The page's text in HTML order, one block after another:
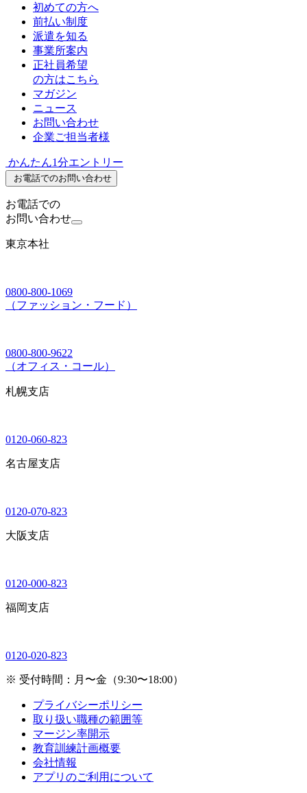
初めての方へ
前払い制度
派遣を知る
事業所案内
正社員希望
の方はこちら
マガジン
ニュース
お問い合わせ
企業ご担当者様
かんたん1分エントリー
お電話でのお問い合わせ
お電話での
お問い合わせ
東京本社
0800-800-1069
（ファッション・フード）
0800-800-9622
（オフィス・コール）
札幌支店
0120-060-823
名古屋支店
0120-070-823
大阪支店
0120-000-823
福岡支店
0120-020-823
※ 受付時間：月〜金（9:30〜18:00）
プライバシーポリシー
取り扱い職種の範囲等
マージン率開示
教育訓練計画概要
会社情報
アプリのご利用について